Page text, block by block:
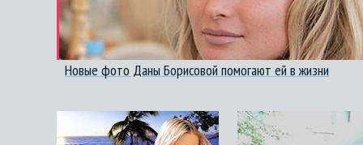
Новые фото Даны Борисовой помогают ей в жизни